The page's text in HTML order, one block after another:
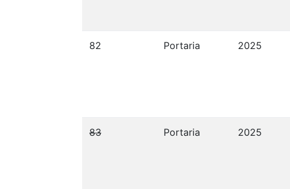
82 Portaria 2025
83 Portaria 2025